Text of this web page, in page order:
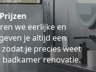
we eerlijke en
je altijd een
je precies weet
renovatie.